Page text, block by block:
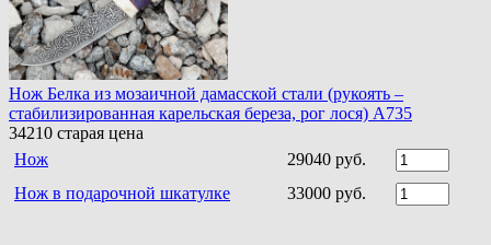
Нож Белка из мозаичной дамасской стали (рукоять –
стабилизированная карельская береза, рог лося) A735
34210 старая цена
Нож
29040 руб.
Нож в подарочной шкатулке
33000 руб.